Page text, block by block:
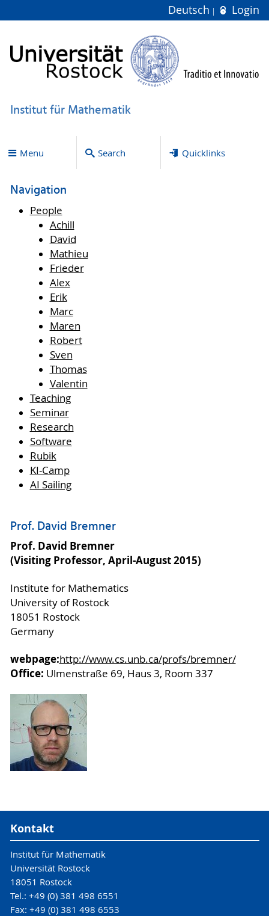
Deutsch Login
Institut für Mathematik
Menu Search Quicklinks
Navigation
People
Achill
David
Mathieu
Frieder
Alex
Erik
Marc
Maren
Robert
Sven
Thomas
Valentin
Teaching
Seminar
Research
Software
Rubik
KI-Camp
AI Sailing
Prof. David Bremner
Prof. David Bremner
(Visiting Professor, April-August 2015)
Institute for Mathematics
University of Rostock
18051 Rostock
Germany
webpage:http://www.cs.unb.ca/profs/bremner/
Office: Ulmenstraße 69, Haus 3, Room 337
Kontakt
Institut für Mathematik
Universität Rostock
18051 Rostock
Tel.: +49 (0) 381 498 6551
Fax: +49 (0) 381 498 6553